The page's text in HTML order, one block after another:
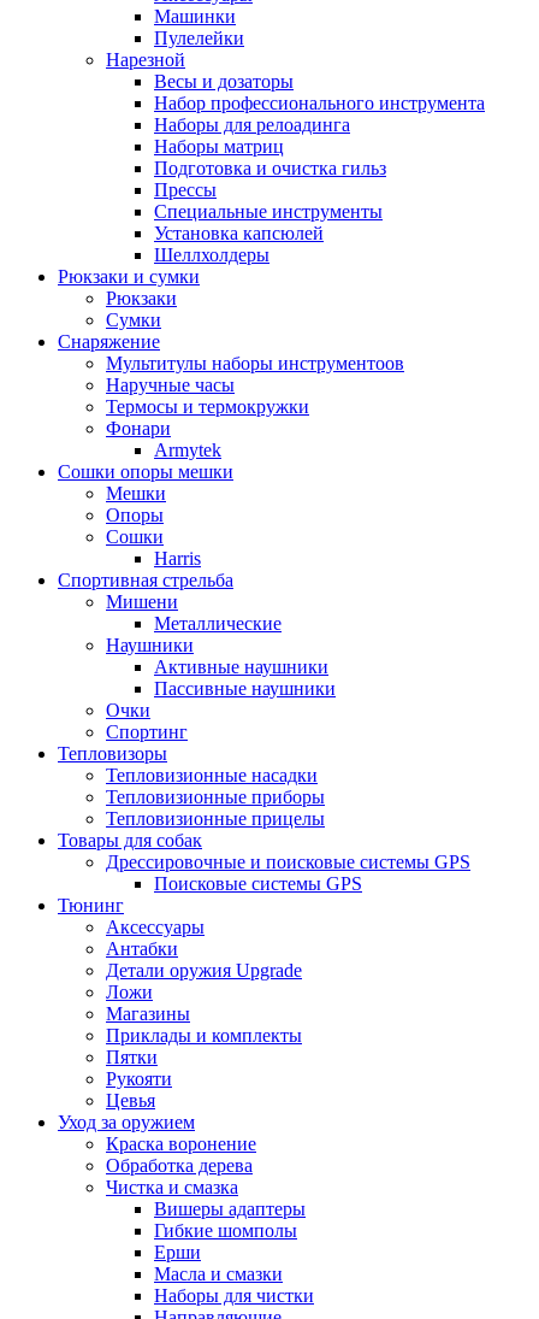
Машинки
Пулелейки
Нарезной
Весы и дозаторы
Набор профессионального инструмента
Наборы для релоадинга
Наборы матриц
Подготовка и очистка гильз
Прессы
Специальные инструменты
Установка капсюлей
Шеллхолдеры
Рюкзаки и сумки
Рюкзаки
Сумки
Снаряжение
Мультитулы наборы инструментоов
Наручные часы
Термосы и термокружки
Фонари
Armytek
Сошки опоры мешки
Мешки
Опоры
Сошки
Harris
Спортивная стрельба
Мишени
Металлические
Наушники
Активные наушники
Пассивные наушники
Очки
Спортинг
Тепловизоры
Тепловизионные насадки
Тепловизионные приборы
Тепловизионные прицелы
Товары для собак
Дрессировочные и поисковые системы GPS
Поисковые системы GPS
Тюнинг
Аксессуары
Антабки
Детали оружия Upgrade
Ложи
Магазины
Приклады и комплекты
Пятки
Рукояти
Цевья
Уход за оружием
Краска воронение
Обработка дерева
Чистка и смазка
Вишеры адаптеры
Гибкие шомполы
Ерши
Масла и смазки
Наборы для чистки